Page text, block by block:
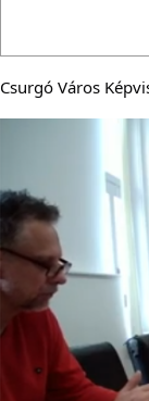
Csurgó Város